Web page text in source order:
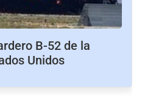
B-52 de la
Unidos